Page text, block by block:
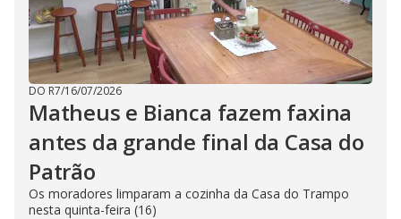
DO R7/16/07/2026
Matheus e Bianca fazem faxina
antes da grande final da Casa do
Patrão
Os moradores limparam a cozinha da Casa do Trampo
nesta quinta-feira (16)